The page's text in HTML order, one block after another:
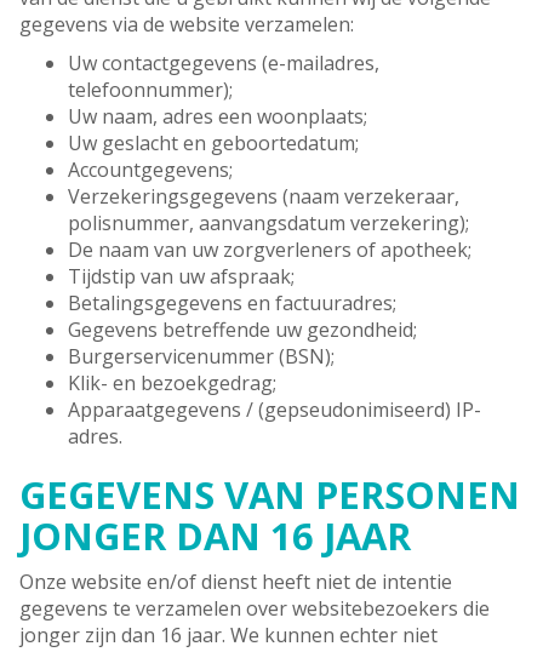
gegevens via de website verzamelen:
Uw contactgegevens (e-mailadres,
telefoonnummer);
Uw naam, adres een woonplaats;
Uw geslacht en geboortedatum;
Accountgegevens;
Verzekeringsgegevens (naam verzekeraar,
polisnummer, aanvangsdatum verzekering);
De naam van uw zorgverleners of apotheek;
Tijdstip van uw afspraak;
Betalingsgegevens en factuuradres;
Gegevens betreffende uw gezondheid;
Burgerservicenummer (BSN);
Klik- en bezoekgedrag;
Apparaatgegevens / (gepseudonimiseerd) IP-
adres.
GEGEVENS VAN PERSONEN
JONGER DAN 16 JAAR
Onze website en/of dienst heeft niet de intentie
gegevens te verzamelen over websitebezoekers die
jonger zijn dan 16 jaar. We kunnen echter niet